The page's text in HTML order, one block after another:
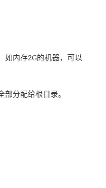
如内存2G的机器，可以
分配给根目录。